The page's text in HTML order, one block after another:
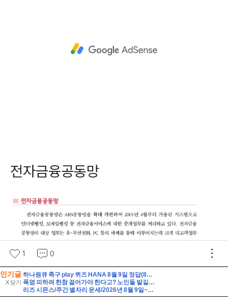
인기글
X 닫기
하나원큐 축구 play 퀴즈 HANA 8월 9일 정답(8월 8일(토), K리그1, 2 소속 14팀이 펼친 경기는 총 몇 경기일까요?)
폭염 피하려 한참 걸어가야 한다고? 노인들 발길 막는 ‘무더위쉼터’ 실태
리즈 시몬스/주간 별자리 운세/2026년 8월 9일~8월 15일/천칭·전갈·사수·염소자리